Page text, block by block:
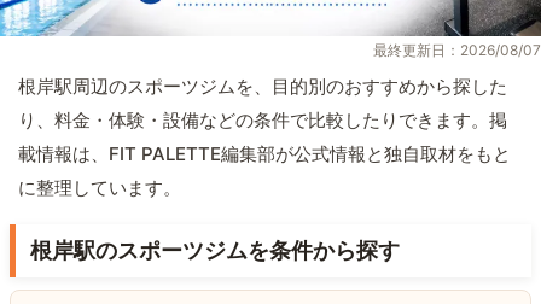
最終更新日：2026/08/07
根岸駅周辺のスポーツジムを、目的別のおすすめから探した
り、料金・体験・設備などの条件で比較したりできます。掲
載情報は、FIT PALETTE編集部が公式情報と独自取材をもと
に整理しています。
根岸駅のスポーツジムを条件から探す